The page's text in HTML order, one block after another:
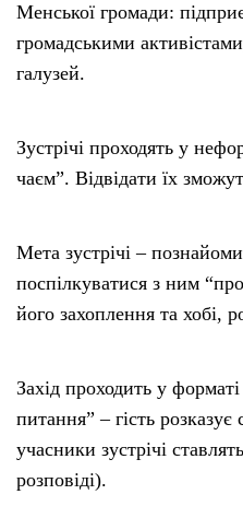
Менської громади:
громадськими
галузей.
Зустрічі проходять у
чаєм”. Відвідати їх
Мета зустрічі –
поспілкуватися з ним
його захоплення та хобі,
Захід проходить у
питання” – гість
учасники зустрічі
розповіді).